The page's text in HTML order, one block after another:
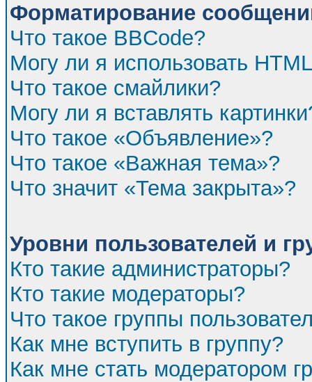
Форматирование
Что такое BBCode?
Могу ли я использовать
Что такое смайлики?
Могу ли я вставлять
Что такое «Объявление»?
Что такое «Важная тема»?
Что значит «Тема закрыта»?
Уровни пользователей и
Кто такие администраторы?
Кто такие модераторы?
Что такое группы
Как мне вступить в группу?
Как мне стать модератором